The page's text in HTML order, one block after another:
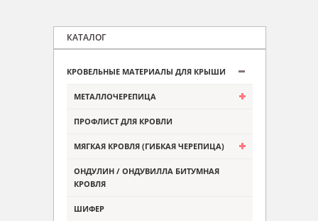
КАТАЛОГ
КРОВЕЛЬНЫЕ МАТЕРИАЛЫ ДЛЯ КРЫШИ
МЕТАЛЛОЧЕРЕПИЦА
ПРОФЛИСТ ДЛЯ КРОВЛИ
МЯГКАЯ КРОВЛЯ (ГИБКАЯ ЧЕРЕПИЦА)
ОНДУЛИН / ОНДУВИЛЛА БИТУМНАЯ
КРОВЛЯ
ШИФЕР